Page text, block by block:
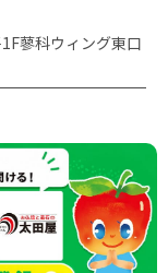
蓼科ウィング東口